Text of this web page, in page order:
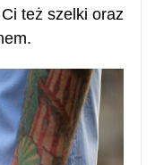
też szelki oraz